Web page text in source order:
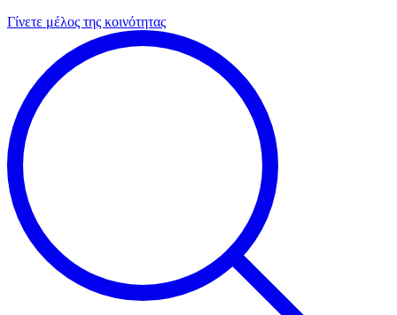
Γίνετε μέλος της κοινότητας